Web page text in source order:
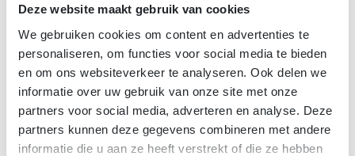
Deze website maakt gebruik van cookies
We gebruiken cookies om content en advertenties te
personaliseren, om functies voor social media te bieden
en om ons websiteverkeer te analyseren. Ook delen we
informatie over uw gebruik van onze site met onze
partners voor social media, adverteren en analyse. Deze
partners kunnen deze gegevens combineren met andere
informatie die u aan ze heeft verstrekt of die ze hebben
IVY Pact Regendoucheset -
inbouw - 2-weg stop-omstel -
30cm plafondbuis - 20cm slim
hoofddouche rond - houder
met uitlaat - 150cm
doucheslang - staafmodel
handdouche - Mat zwart PED
Gratis levering
Levering: binnen 1 week